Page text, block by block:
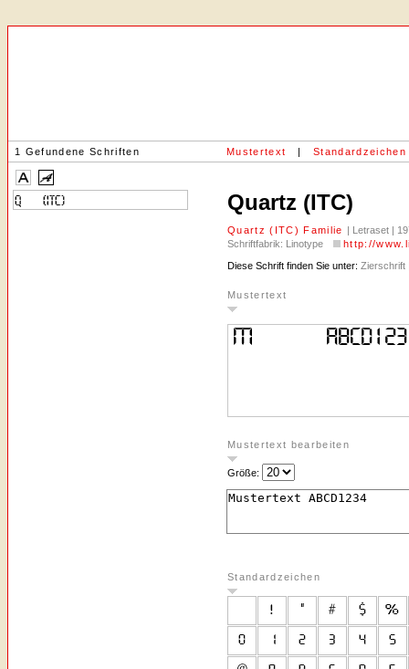
1 Gefundene Schriften Mustertext | Standardzeichen
Quartz (ITC)
Quartz (ITC) Familie | Letraset |
Schriftfabrik: Linotype
http://
Diese Schrift finden Sie unter: Zierschrift
Mustertext
Mustertext bearbeiten
Größe:
Standardzeichen